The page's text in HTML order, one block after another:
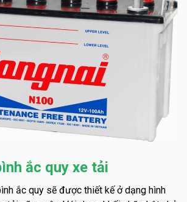
ắc quy xe tải
ắc quy sẽ được thiết kế ở dạng hình